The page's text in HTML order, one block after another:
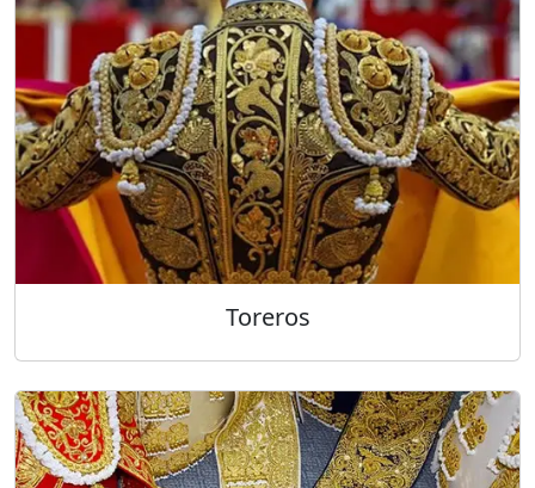
Toreros